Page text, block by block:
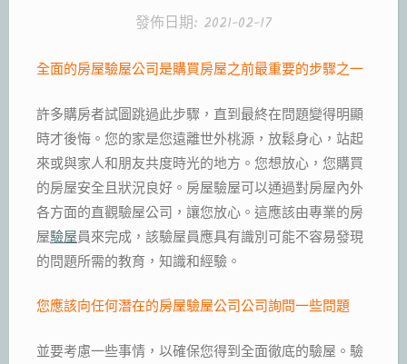
發佈日期: 2021-02-17
全面的房屋驗屋公司是購買房屋之前最重要的步驟之一
許多購房者試圖跳過此步驟，直到最終在問題變得明顯
時才後悔。您的家是您遠離世外桃源，放鬆身心，站起
來或與家人和朋友共度時光的地方。您想放心，您購買
的房屋安全且狀況良好。房屋驗屋可以通過對房屋內外
各方面的直觀驗屋公司，讓您放心。這應該由專業的房
屋驗屋員來完成，該驗屋員應具有識別可能不容易發現
的問題所需的教育，知識和經驗。
您應該向任何潛在的房屋驗屋公司公司詢問一些問題
並要考慮一些事情，以確保您得到全面徹底的驗屋。驗